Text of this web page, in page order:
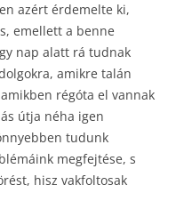
azért érdemelte ki,
emellett a benne
nap alatt rá tudnak
amikre talán
régóta el vannak
útja néha igen
tudunk
megfejtése, s
hisz vakfoltosak